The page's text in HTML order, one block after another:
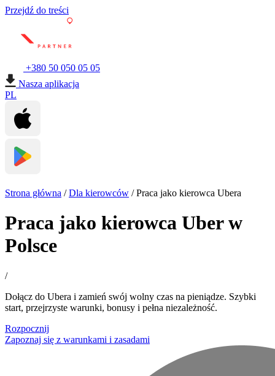
Przejdź do treści
+380 50 050 05 05
Nasza aplikacja
PL
Strona główna /Dla kierowców /Praca jako kierowca Ubera
Praca jako kierowca Uber w
Polsce
/
Dołącz do Ubera i zamień swój wolny czas na pieniądze. Szybki
start, przejrzyste warunki, bonusy i pełna niezależność.
Rozpocznij
Zapoznaj się z warunkami i zasadami